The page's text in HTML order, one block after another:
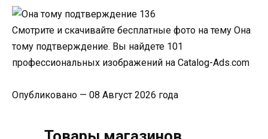
Смотрите и скачивайте бесплатные фото на тему Она
тому подтверждение. Вы найдете 101
профессиональных изображений на Catalog-Ads.com
Опубликовано — 08 Август 2026 года